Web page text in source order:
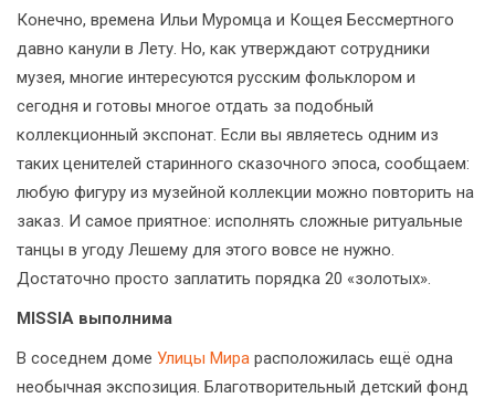
Конечно, времена Ильи Муромца и Кощея Бессмертного
давно канули в Лету. Но, как утверждают сотрудники
музея, многие интересуются русским фольклором и
сегодня и готовы многое отдать за подобный
коллекционный экспонат. Если вы являетесь одним из
таких ценителей старинного сказочного эпоса, сообщаем:
любую фигуру из музейной коллекции можно повторить на
заказ. И самое приятное: исполнять сложные ритуальные
танцы в угоду Лешему для этого вовсе не нужно.
Достаточно просто заплатить порядка 20 «золотых».
MISSIA выполнима
В соседнем доме Улицы Мира расположилась ещё одна
необычная экспозиция. Благотворительный детский фонд